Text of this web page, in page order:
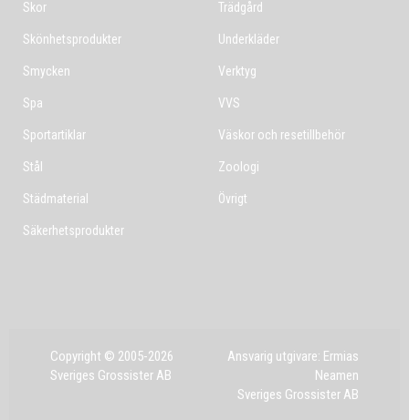
Skor
Skönhetsprodukter
Smycken
Spa
Sportartiklar
Stål
Städmaterial
Säkerhetsprodukter
Trädgård
Underkläder
Verktyg
VVS
Väskor och resetillbehör
Zoologi
Övrigt
Copyright © 2005-2026
Sveriges Grossister AB
Ansvarig utgivare: Ermias
Neamen
Sveriges Grossister AB